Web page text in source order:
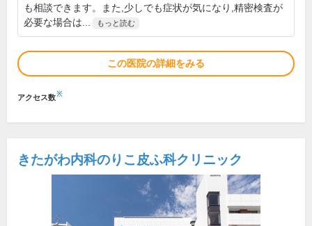
も相談できます。また,少しでも症状が気になり,精密検査が
必要な場合は...
もっと読む
この医院の詳細をみる
アクセス数※
きたがわ内科のりこ皮ふ科クリニック